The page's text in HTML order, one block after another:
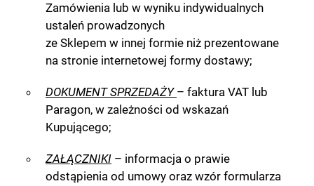
Zamówienia lub w wyniku indywidualnych
ustaleń prowadzonych
ze Sklepem w innej formie niż prezentowane
na stronie internetowej formy dostawy;
DOKUMENT SPRZEDAŻY – faktura VAT lub
Paragon, w zależności od wskazań
Kupującego;
ZAŁĄCZNIKI – informacja o prawie
odstąpienia od umowy oraz wzór formularza